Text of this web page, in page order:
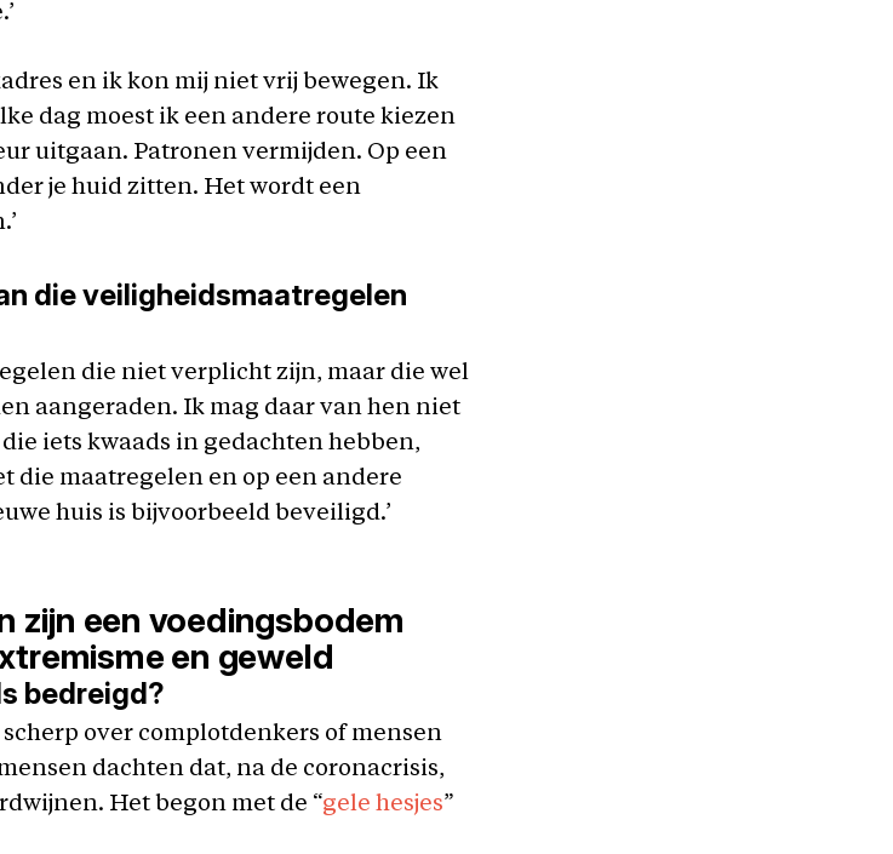
en ik kon mij niet vrij bewegen. Ik
dag moest ik een andere route kiezen
uitgaan. Patronen vermijden. Op een
je huid zitten. Het wordt een
die veiligheidsmaatregelen
die niet verplicht zijn, maar die wel
aangeraden. Ik mag daar van hen niet
iets kwaads in gedachten hebben,
die maatregelen en op een andere
huis is bijvoorbeeld beveiligd.’
zijn een voedingsbodem
en geweld
bedreigd?
scherp over complotdenkers of mensen
dachten dat, na de coronacrisis,
Het begon met de “gele hesjes”